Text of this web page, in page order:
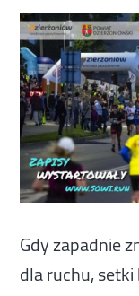
Gdy zapadnie
dla ruchu,